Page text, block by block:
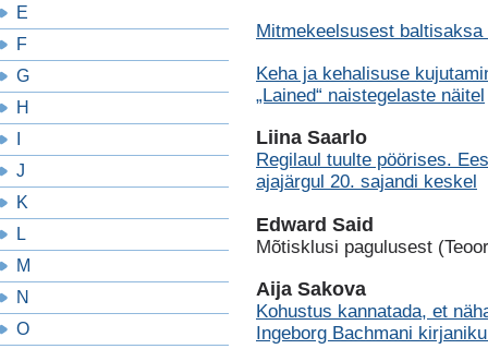
E
F
G
H
J
K
L
M
N
O
Mitmekeelsusest
Keha ja kehalisuse
„Lained“ naistegelaste näitel
Liina Saarlo
Regilaul tuulte pöörises.
ajajärgul 20. sajandi keskel
Edward Said
Mõtisklusi pagulusest
Aija Sakova
Kohustus kannatada, et
Ingeborg Bachmani